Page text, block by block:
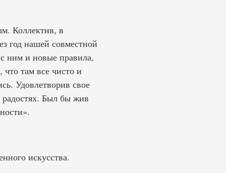
Коллектив, в
год нашей совместной
ним и новые правила,
там все чисто и
Удовлетворив свое
Был бы жив
искусства.